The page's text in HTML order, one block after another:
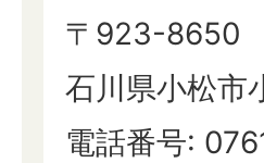
〒923-8650
石川県小松市
電話番号: